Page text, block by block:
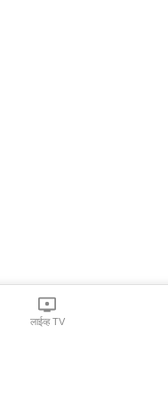
लाईव्ह TV